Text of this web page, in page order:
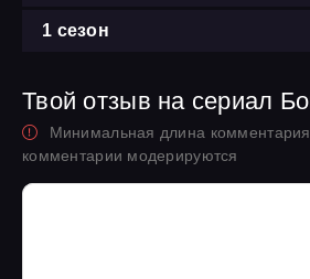
1 сезон
Твой отзыв на сериал
Минимальная длина
комментарии модерируются